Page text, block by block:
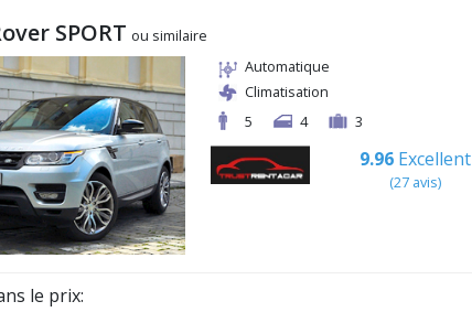
SPORT ou similaire
Automatique
Climatisation
5
4 3
9.96 Excellent
(27 avis)
le prix: